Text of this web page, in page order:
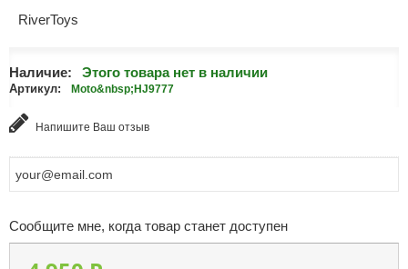
RiverToys
Наличие: Этого товара нет в наличии
Артикул: Moto&nbsp;HJ9777
Напишите Ваш отзыв
Сообщите мне, когда товар станет доступен